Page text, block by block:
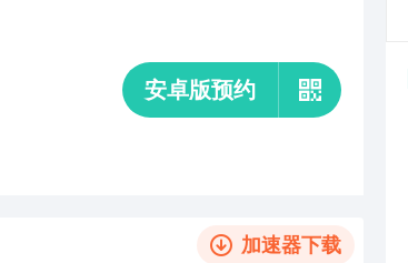
安卓版预约
加速器下载